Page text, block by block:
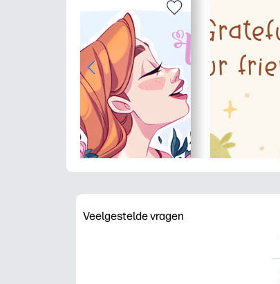
Veelgestelde vragen